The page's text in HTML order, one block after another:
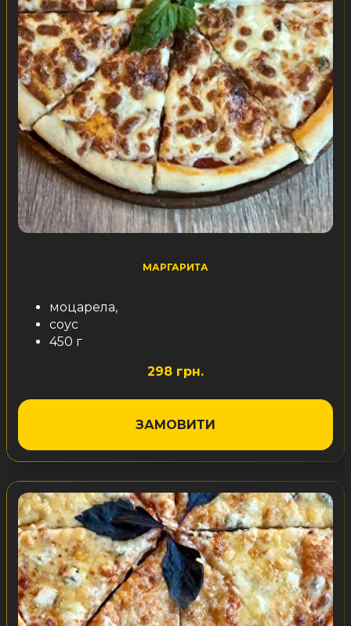
МАРГАРИТА
моцарела,
соус
450 г
298 грн.
ЗАМОВИТИ